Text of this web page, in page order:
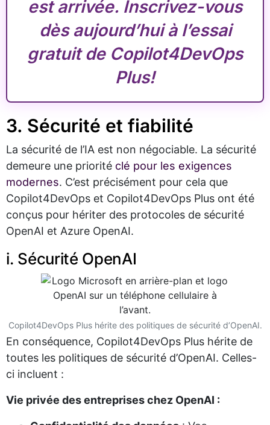
est arrivée. Inscrivez-vous
dès aujourd’hui à l’essai
gratuit de Copilot4DevOps
Plus!
3. Sécurité et fiabilité
La sécurité de l’IA est non négociable. La sécurité
demeure une priorité clé pour les exigences
modernes. C’est précisément pour cela que
Copilot4DevOps et Copilot4DevOps Plus ont été
conçus pour hériter des protocoles de sécurité
OpenAI et Azure OpenAI.
i. Sécurité OpenAI
Copilot4DevOps Plus hérite des politiques de sécurité d’OpenAI.
En conséquence, Copilot4DevOps Plus hérite de
toutes les politiques de sécurité d’OpenAI. Celles-
ci incluent :
Vie privée des entreprises chez OpenAI :